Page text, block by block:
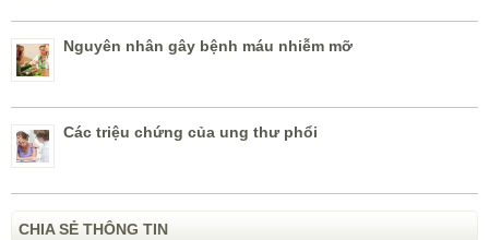
Nguyên nhân gây bệnh máu nhiễm mỡ
Các triệu chứng của ung thư phổi
CHIA SẺ THÔNG TIN